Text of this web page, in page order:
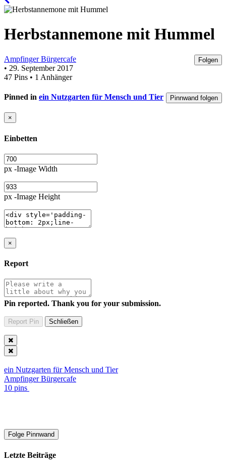
Herbstannemone mit Hummel
Folgen
Ampfinger Bürgercafe
• 29. September 2017
47 Pins • 1 Anhänger
Pinnwand folgen
Pinned in ein Nutzgarten für Mensch und Tier
×
Einbetten
px -Image Width
px -Image Height
×
Report
Pin reported. Thank you for your submission.
ein Nutzgarten für Mensch und Tier
Ampfinger Bürgercafe
10 pins
Folge Pinnwand
Letzte Beiträge